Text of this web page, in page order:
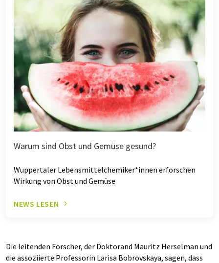
Warum sind Obst und Gemüse gesund?
Wuppertaler Lebensmittelchemiker*innen erforschen
Wirkung von Obst und Gemüse
NEWS LESEN
Die leitenden Forscher, der Doktorand Mauritz Herselman und
die assoziierte Professorin Larisa Bobrovskaya, sagen, dass